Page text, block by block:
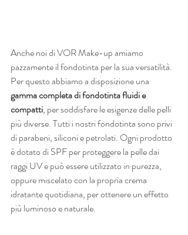
Anche noi di VOR Make-up amiamo
pazzamente il fondotinta per la sua versatilità.
Per questo abbiamo a disposizione una
gamma completa di fondotinta fluidi e
compatti, per soddisfare le esigenze delle pelli
più diverse. Tutti i nostri fondotinta sono privi
di parabeni, siliconi e petrolati. Ogni prodotto
è dotato di SPF per proteggere la pelle dai
raggi UV e può essere utilizzato in purezza,
oppure miscelato con la propria crema
idratante quotidiana, per ottenere un effetto
più luminoso e naturale.